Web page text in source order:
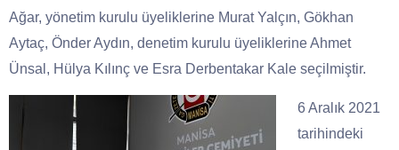
Ağar, yönetim kurulu üyeliklerine Murat Yalçın, Gökhan
Aytaç, Önder Aydın, denetim kurulu üyeliklerine Ahmet
Ünsal, Hülya Kılınç ve Esra Derbentakar Kale seçilmiştir.
6 Aralık 2021
tarihindeki